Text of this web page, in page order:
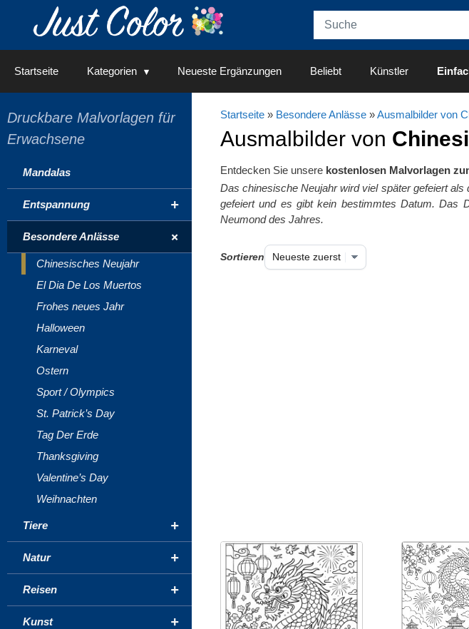
Startseite Kategorien Neueste Ergänzungen Beliebt Künstler
Startseite» Besondere Anlässe»Ausmalbilder von
Ausmalbilder von
Entdecken Sie unsere kostenlosen Malvorlagen
Das chinesische Neujahrwird viel später gefeiert als
gefeiert und es gibt kein bestimmtes Datum. Das
Neumond des Jahres.
Sortieren
Druckbare Malvorlagen für
Erwachsene
Mandalas
+
Entspannung
+
Besondere Anlässe
Chinesisches Neujahr
El Dia De Los Muertos
Frohes neues Jahr
Halloween
Karneval
Ostern
Sport / Olympics
St. Patrick’s Day
Tag Der Erde
Thanksgiving
Valentine’s Day
Weihnachten
+
Tiere
+
Natur
+
Reisen
+
Kunst